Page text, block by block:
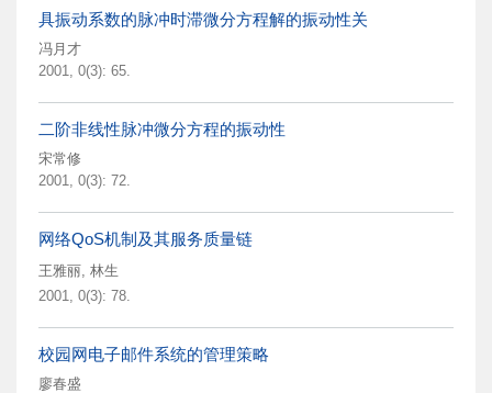
具振动系数的脉冲时滞微分方程解的振动性关
冯月才
2001, 0(3): 65.
二阶非线性脉冲微分方程的振动性
宋常修
2001, 0(3): 72.
网络QoS机制及其服务质量链
王雅丽, 林生
2001, 0(3): 78.
校园网电子邮件系统的管理策略
廖春盛